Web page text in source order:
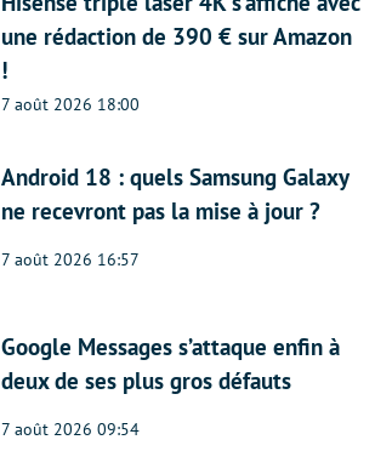
une rédaction de 390 € sur Amazon
!
7 août 2026 18:00
Android 18 : quels Samsung Galaxy
ne recevront pas la mise à jour ?
7 août 2026 16:57
Google Messages s’attaque enfin à
deux de ses plus gros défauts
7 août 2026 09:54